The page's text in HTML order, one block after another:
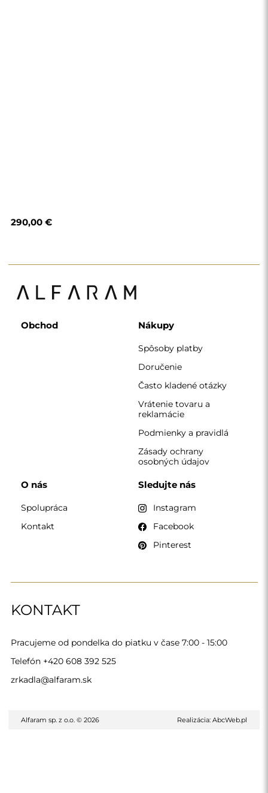
290,00 €
KONTAKT
Pracujeme od pondelka do piatku v čase 7:00 - 15:00
Telefón +420 608 392 525
zrkadla@alfaram.sk
Obchod Nákupy
Spôsoby platby
Doručenie
Často kladené otázky
Vrátenie tovaru a
reklamácie
Podmienky a pravidlá
Zásady ochrany
osobných údajov
O nás
Spolupráca
Kontakt
Sledujte nás
Instagram
Facebook
Pinterest
Alfaram sp. z o.o. © 2026 Realizácia: AbcWeb.pl